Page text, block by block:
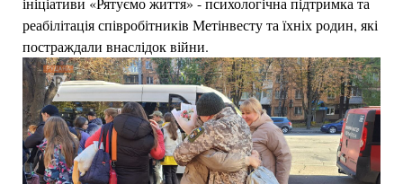
реабілітація співробітників Метінвесту та їхніх родин, які
постраждали внаслідок війни.